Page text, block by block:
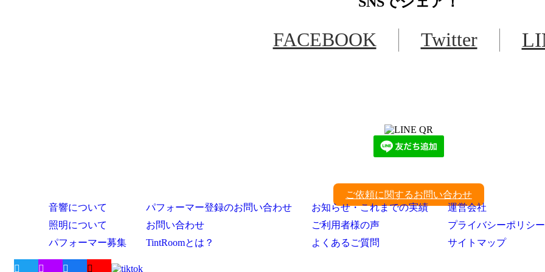
FACEBOOK Twitter
ご依頼に関するお問い合わせ
音響について
照明について
パフォーマー募集
パフォーマー登録のお問い合わせ
お問い合わせ
TintRoomとは？
お知らせ・これまでの実績
ご利用者様の声
よくあるご質問
運営会社
プライバシーポリシー
サイトマップ